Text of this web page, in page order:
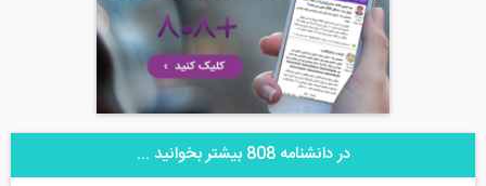
در دانشنامه 808 بیشتر بخوانید ...